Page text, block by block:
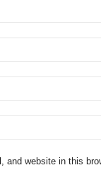
and website in this